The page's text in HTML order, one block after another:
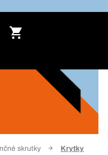
skrutky Krytky